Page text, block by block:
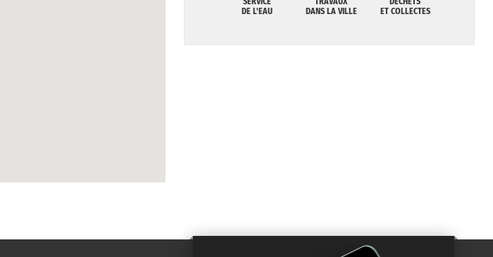
DE L'EAU
DANS LA VILLE
ET COLLECTES